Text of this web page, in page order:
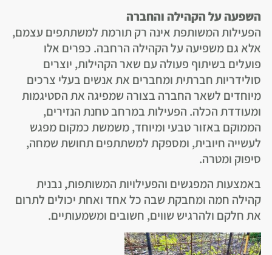
השפעה על הקהילה והחברה
הפעילות המשותפת אינה רק תורמת למשתתפים עצמם,
אלא גם משפיעה על הקהילה הרחבה. כפרים אלו
פועלים בשיתוף פעולה עם שאר הקהילות, יוצרים
סולידריות חברתית ומחברים את אנשים בעלי צרכים
מיוחדים לשאר החברה בצורה שמפיגה את הסטיגמות
ומעודדת הכלה. הפעילות במרחב טחנת הנזירים,
הממוקם באזור טבעי ומיוחד, משמשת כמקום מפגש
לעשייה חיובית, ומספקת למשתתפים תחושת שמחה,
סיפוק ומטרה.
באמצעות המפגשים והפעילויות המשותפות, נבנית
קהילה חמה ומחבקת שבה כל אחד ואחת יכולים לתרום
את חלקם ולהרגיש שווים, חשובים ומשמעותיים.